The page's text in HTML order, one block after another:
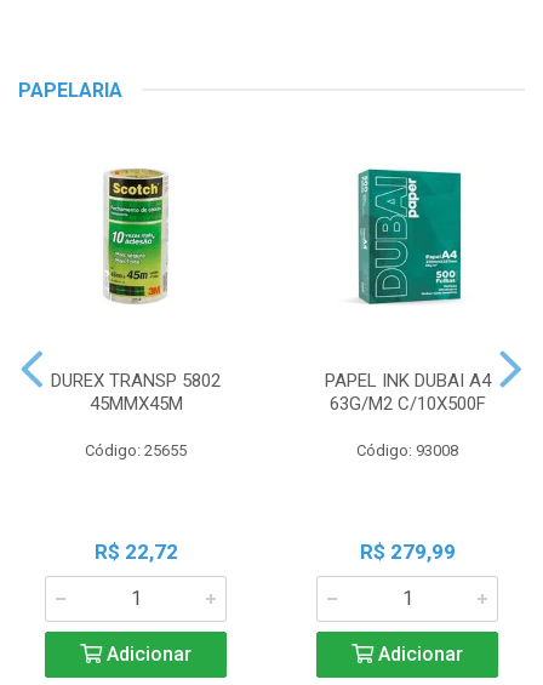
PAPELARIA
DUREX TRANSP 5802
45MMX45M
Código: 25655
R$ 22,72
Adicionar
PAPEL INK DUBAI A4
63G/M2 C/10X500F
Código: 93008
R$ 279,99
Adicionar